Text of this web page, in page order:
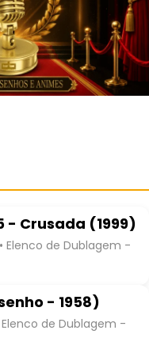
- Crusada (1999)
Elenco de Dublagem -
- 1958)
Elenco de Dublagem -